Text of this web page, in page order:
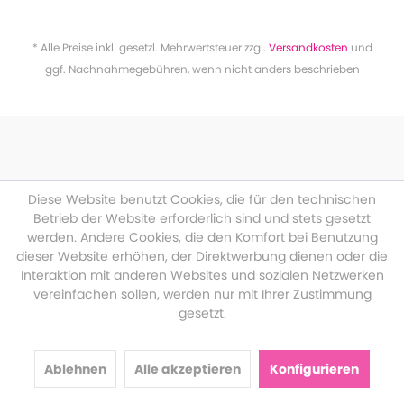
* Alle Preise inkl. gesetzl. Mehrwertsteuer zzgl. Versandkosten und
ggf. Nachnahmegebühren, wenn nicht anders beschrieben
Diese Website benutzt Cookies, die für den technischen
Betrieb der Website erforderlich sind und stets gesetzt
werden. Andere Cookies, die den Komfort bei Benutzung
dieser Website erhöhen, der Direktwerbung dienen oder die
Interaktion mit anderen Websites und sozialen Netzwerken
vereinfachen sollen, werden nur mit Ihrer Zustimmung
gesetzt.
Ablehnen Alle akzeptieren Konfigurieren